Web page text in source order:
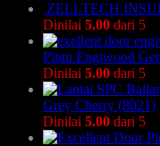
ZELLTECH
Dinilai 5.00 dari 5
Pintu Engiwood
Dinilai 5.00 dari 5
Grey Cherry (8021)
Dinilai 5.00 dari 5